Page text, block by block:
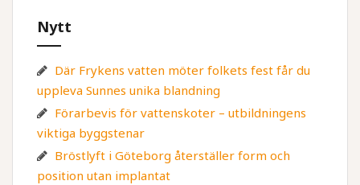
Nytt
Där Frykens vatten möter folkets fest får du
uppleva Sunnes unika blandning
Förarbevis för vattenskoter – utbildningens
viktiga byggstenar
Bröstlyft i Göteborg återställer form och
position utan implantat